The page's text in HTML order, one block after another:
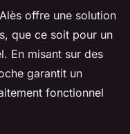
offre une solution
que ce soit pour un
En misant sur des
garantit un
fonctionnel